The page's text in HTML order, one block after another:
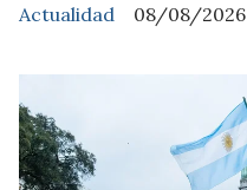
Actualidad 08/08/2026